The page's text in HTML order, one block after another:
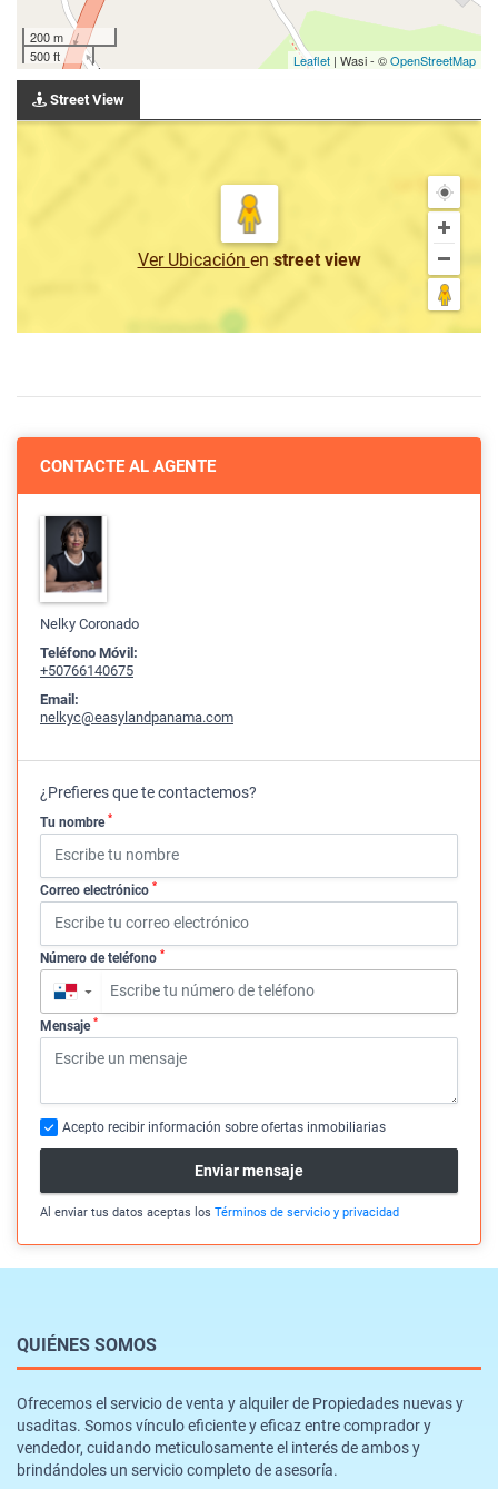
200 m
500 ft
Leaflet | Wasi - ©OpenStreetMap
Street View
Ver Ubicación en street view
CONTACTE AL AGENTE
Nelky Coronado
Teléfono Móvil:
+50766140675
Email:
nelkyc@easylandpanama.com
¿Prefieres que te contactemos?
Tu nombre *
Correo electrónico *
Número de teléfono *
▼
Mensaje *
Acepto recibir información sobre ofertas inmobiliarias
Enviar mensaje
Al enviar tus datos aceptas los Términos de servicio y privacidad
QUIÉNES SOMOS
Ofrecemos el servicio de venta y alquiler de Propiedades nuevas y
usaditas. Somos vínculo eficiente y eficaz entre comprador y
vendedor, cuidando meticulosamente el interés de ambos y
brindándoles un servicio completo de asesoría.